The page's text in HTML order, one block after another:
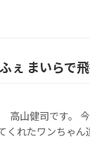
まいらで
高山健司です。
くれたワンちゃ